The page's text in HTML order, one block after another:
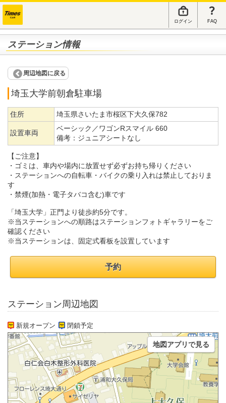
ログイン FAQ
ステーション情報
周辺地図に戻る
埼玉大学前朝倉駐車場
住所 埼玉県さいたま市桜区下大久保782
設置車両
ベーシック／ワゴンRスマイル 660
備考： ジュニアシートなし
【ご注意】
・ゴミは、車内や場内に放置せず必ずお持ち帰りください
・ステーションへの自転車・バイクの乗り入れは禁止しておりま
す
・禁煙(加熱・電子タバコ含む)車です
「埼玉大学」正門より徒歩約5分です。
※当ステーションへの順路はステーションフォトギャラリーをご
確認ください
※当ステーションは、固定式看板を設置しています
予約
ステーション周辺地図
新規オープン 閉鎖予定
地図アプリで見る